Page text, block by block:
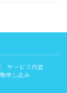
サービス内容
申し込み